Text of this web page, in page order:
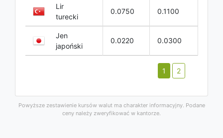
Lir
turecki
0.0750 0.1100
Jen
japoński
0.0220 0.0300
1 2
Powyższe zestawienie kursów walut ma charakter informacyjny. Podane
ceny należy zweryfikować w kantorze.